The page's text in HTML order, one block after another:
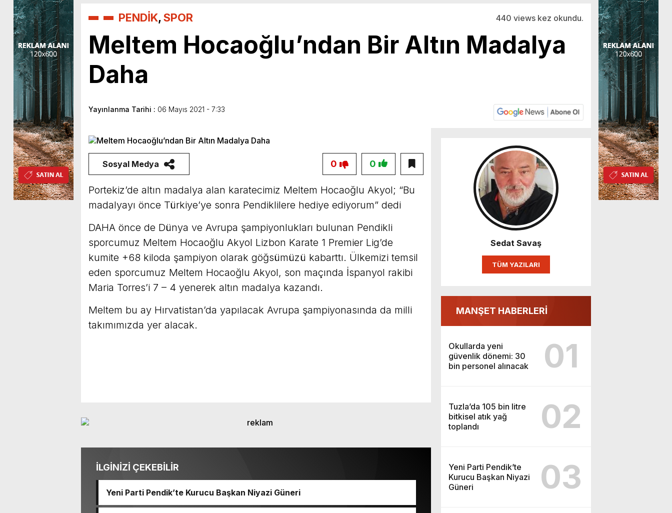
PENDİK,SPOR 440 views kez okundu.
Meltem Hocaoğlu’ndan Bir Altın Madalya
Daha
Yayınlanma Tarihi : 06 Mayıs 2021 - 7:33
Sedat Savaş
TÜM YAZILARI
MANŞET HABERLERİ
Okullarda yeni
güvenlik dönemi: 30
bin personel alınacak
01
Tuzla’da 105 bin litre
bitkisel atık yağ
toplandı
02
Yeni Parti Pendik’te
Kurucu Başkan Niyazi
Güneri
03
Sosyal Medya 0
0
Portekiz’de altın madalya alan karatecimiz Meltem Hocaoğlu Akyol; “Bu
madalyayı önce Türkiye’ye sonra Pendiklilere hediye ediyorum” dedi
DAHA önce de Dünya ve Avrupa şampiyonlukları bulunan Pendikli
sporcumuz Meltem Hocaoğlu Akyol Lizbon Karate 1 Premier Lig’de
kumite +68 kiloda şampiyon olarak göğsümüzü kabarttı. Ülkemizi temsil
eden sporcumuz Meltem Hocaoğlu Akyol, son maçında İspanyol rakibi
Maria Torres’i 7 – 4 yenerek altın madalya kazandı.
Meltem bu ay Hırvatistan’da yapılacak Avrupa şampiyonasında da milli
takımımızda yer alacak.
İLGİNİZİ ÇEKEBİLİR
Yeni Parti Pendik’te Kurucu Başkan Niyazi Güneri